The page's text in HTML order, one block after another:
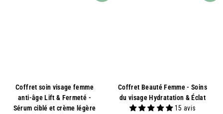
Coffret soin visage femme
anti-âge Lift & Fermeté -
Sérum ciblé et crème légère
Coffret Beauté Femme - Soins
du visage Hydratation & Éclat
15 avis